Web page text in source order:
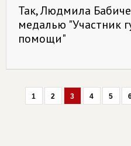
Так, Людмила
медалью "Участник
помощи"
1 2 3 4 5